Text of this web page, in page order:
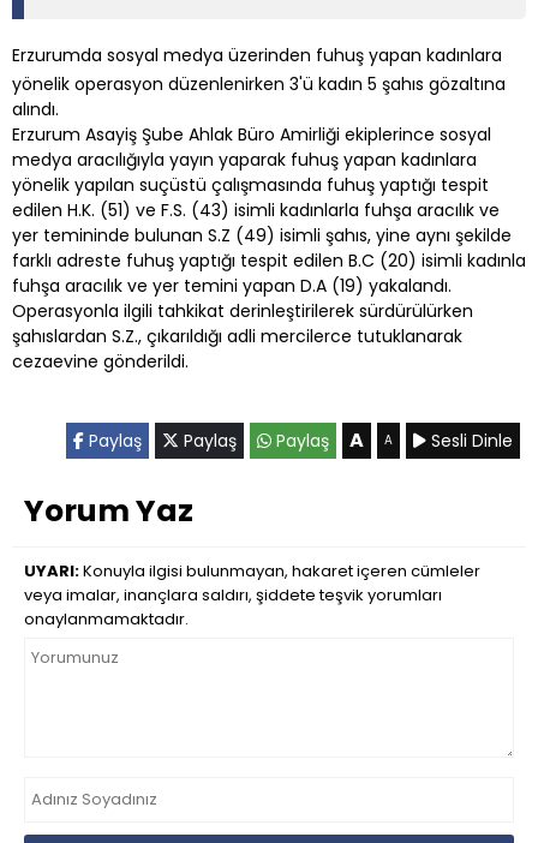
Erzurumda sosyal medya üzerinden fuhuş yapan kadınlara
yönelik operasyon düzenlenirken 3'ü kadın 5 şahıs gözaltına
alındı.
Erzurum Asayiş Şube Ahlak Büro Amirliği ekiplerince sosyal
medya aracılığıyla yayın yaparak fuhuş yapan kadınlara
yönelik yapılan suçüstü çalışmasında fuhuş yaptığı tespit
edilen H.K. (51) ve F.S. (43) isimli kadınlarla fuhşa aracılık ve
yer temininde bulunan S.Z (49) isimli şahıs, yine aynı şekilde
farklı adreste fuhuş yaptığı tespit edilen B.C (20) isimli kadınla
fuhşa aracılık ve yer temini yapan D.A (19) yakalandı.
Operasyonla ilgili tahkikat derinleştirilerek sürdürülürken
şahıslardan S.Z., çıkarıldığı adli mercilerce tutuklanarak
cezaevine gönderildi.
Paylaş Paylaş Paylaş A A Sesli Dinle
Yorum Yaz
UYARI:Konuyla ilgisi bulunmayan, hakaret içeren cümleler
veya imalar, inançlara saldırı, şiddete teşvik yorumları
onaylanmamaktadır.